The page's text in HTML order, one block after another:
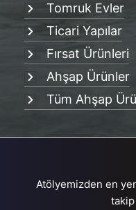
Tomruk Evler
Ticari Yapılar
Fırsat Ürünleri
Ahşap Ürünler
Tüm Ahşap
Atölyemizden en